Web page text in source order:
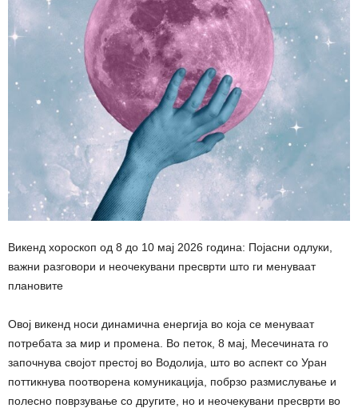
Викенд хороскоп од 8 до 10 мај 2026 година: Појасни одлуки,
важни разговори и неочекувани пресврти што ги менуваат
плановите
Овој викенд носи динамична енергија во која се менуваат
потребата за мир и промена. Во петок, 8 мај, Месечината го
започнува својот престој во Водолија, што во аспект со Уран
поттикнува поотворена комуникација, побрзо размислување и
полесно поврзување со другите, но и неочекувани пресврти во